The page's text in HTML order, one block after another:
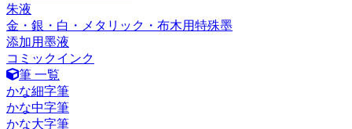
朱液
金・銀・白・メタリック・布木用特殊墨
添加用墨液
コミックインク
筆 一覧
かな細字筆
かな中字筆
かな大字筆